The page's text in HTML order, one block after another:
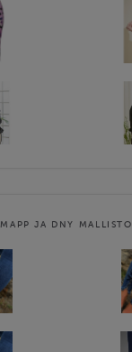
MAPP JA DNY MALLISTO